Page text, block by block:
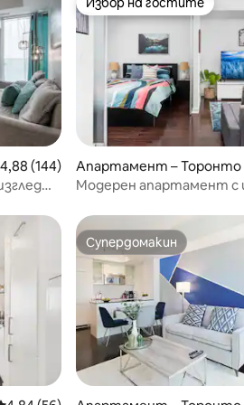
оценка: 4,88 от 5, 144 отзива
4,88 (144)
Избор на гостите
Апартамент – Торонто
Модерен апартамент с
Супердомакин
Супердомакин